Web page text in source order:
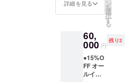
ンで
場され
る方全
員分の
宿泊料
から割
引いた
ケッ
ト）
オリジ
ナルモ
バイル
バッテ
リー ●
感謝の
詳細を見る ン
を
選
択
す
る
60,
000 円
残り2
●15%O
FF オー
ルイン